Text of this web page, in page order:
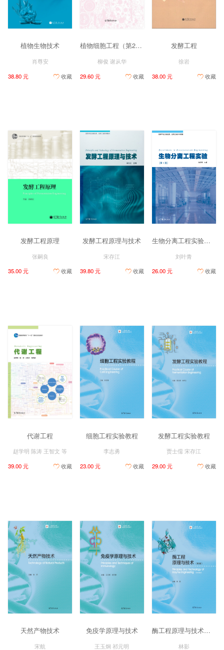
植物生物技术
肖尊安
38.80 元
收藏
植物细胞工程（第2版）
柳俊 谢从华
29.60 元
收藏
发酵工程
徐岩
38.00 元
收藏
发酵工程原理
张嗣良
35.00 元
收藏
发酵工程原理与技术
宋存江
39.80 元
收藏
生物分离工程实验（第2版）
刘叶青
26.00 元
收藏
代谢工程
赵学明 陈涛 王智文 等
39.00 元
收藏
细胞工程实验教程
李志勇
23.00 元
收藏
发酵工程实验教程
贾士儒 宋存江
29.00 元
收藏
天然产物技术
宋航
免疫学原理与技术
王玉炯 祁元明
酶工程原理与技术（第3版）
林影